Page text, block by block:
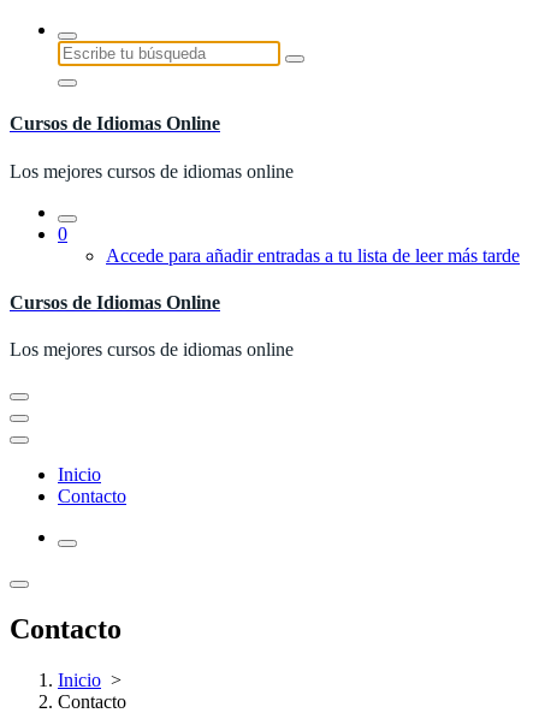
Saltar
contenido
Buscar:
Cursos de Idiomas Online
Los mejores cursos de idiomas online
0
Accede para añadir entradas a tu lista de leer más tarde
Cursos de Idiomas Online
Los mejores cursos de idiomas online
Inicio
Contacto
Contacto
Inicio >
Contacto